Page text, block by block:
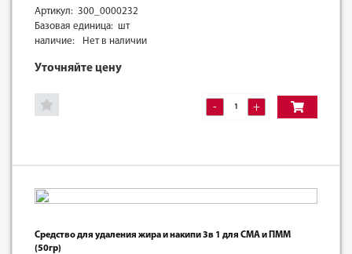
Артикул: 300_0000232
Базовая единица: шт
наличие:
Нет в наличии
Уточняйте цену
- +
Средство для удаления жира и накипи 3в 1 для СМА и ПММ
(50гр)